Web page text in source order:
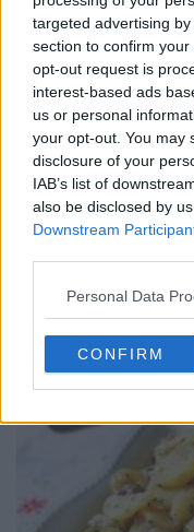
targeted advertising
section to confirm
opt-out request is
interest-based ads
us or personal
your opt-out. You may
disclosure of your
IAB’s list of
also be disclosed by
Downstream
Personal Data
CONFIRM